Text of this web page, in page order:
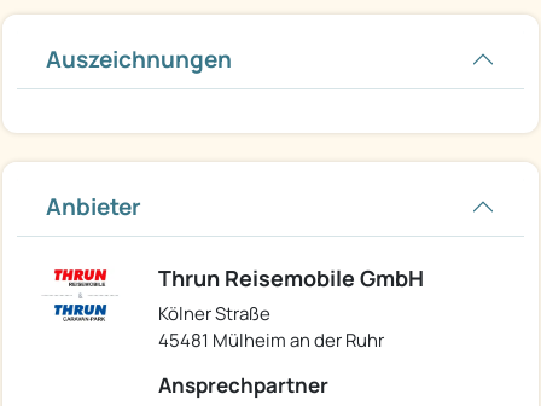
Auszeichnungen
Anbieter
Thrun Reisemobile GmbH
Kölner Straße
45481 Mülheim an der Ruhr
Ansprechpartner